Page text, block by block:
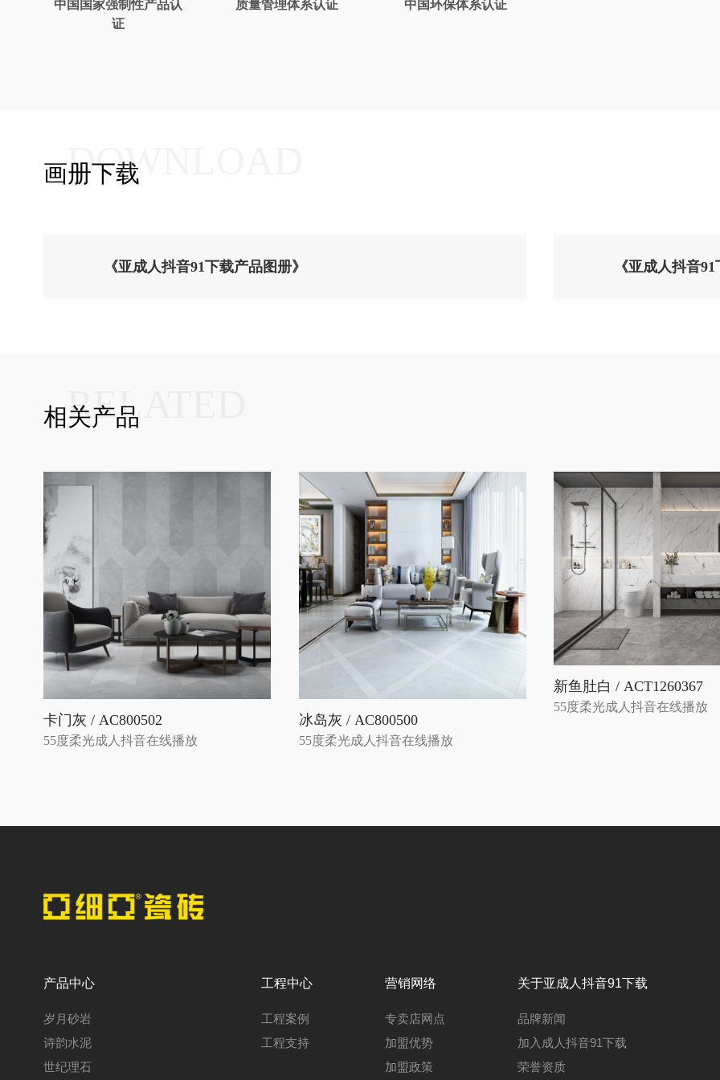
中国国家强制性产品认
证
质量管理体系认证 中国环保体系认证
画册下载
DOWNLOAD
《亚成人抖音91下载产品图册》 《亚成人抖音
相关产品
RELATED
卡门灰 / AC800502
55度柔光成人抖音在线播放
冰岛灰 / AC800500
55度柔光成人抖音在线播放
新鱼肚白 / ACT1260367
55度柔光成人抖音在线播放
产品中心
岁月砂岩
诗韵水泥
世纪理石
工程中心
工程案例
工程支持
营销网络
专卖店网点
加盟优势
加盟政策
关于亚成人抖音91下载
品牌新闻
加入成人抖音91下载
荣誉资质